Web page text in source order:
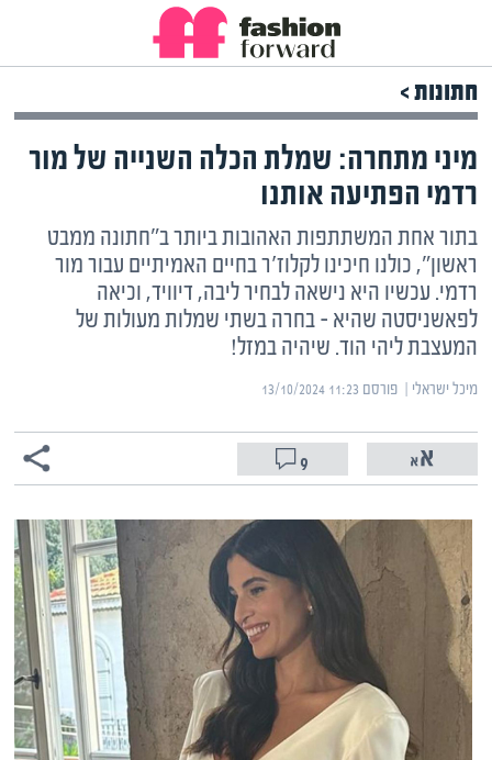
חתונות >
מיני מתחרה: שמלת הכלה השנייה של מור
רדמי הפתיעה אותנו
בתור אחת המשתתפות האהובות ביותר ב"חתונה ממבט
ראשון", כולנו חיכינו לקלוז'ר בחיים האמיתיים עבור מור
רדמי. עכשיו היא נישאה לבחיר ליבה, דיוויד, וכיאה
לפאשניסטה שהיא – בחרה בשתי שמלות מעולות של
המעצבת ליהי הוד. שיהיה במזל!
מיכל ישראלי | ‏פורסם ‎13/10/2024 11:23
9